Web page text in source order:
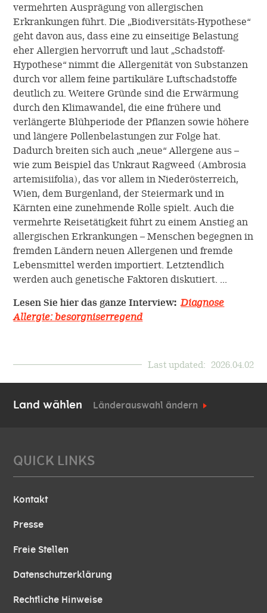
vermehrten Ausprägung von allergischen
Erkrankungen führt. Die „Biodiversitäts-Hypothese“
geht davon aus, dass eine zu einseitige Belastung
eher Allergien hervorruft und laut „Schadstoff-
Hypothese“ nimmt die Allergenität von Substanzen
durch vor allem feine partikuläre Luftschadstoffe
deutlich zu. Weitere Gründe sind die Erwärmung
durch den Klimawandel, die eine frühere und
verlängerte Blühperiode der Pflanzen sowie höhere
und längere Pollenbelastungen zur Folge hat.
Dadurch breiten sich auch „neue“ Allergene aus –
wie zum Beispiel das Unkraut Ragweed (Ambrosia
artemisiifolia), das vor allem in Niederösterreich,
Wien, dem Burgenland, der Steiermark und in
Kärnten eine zunehmende Rolle spielt. Auch die
vermehrte Reisetätigkeit führt zu einem Anstieg an
allergischen Erkrankungen – Menschen begegnen in
fremden Ländern neuen Allergenen und fremde
Lebensmittel werden importiert. Letztendlich
werden auch genetische Faktoren diskutiert. ...
Lesen Sie hier das ganze Interview:Diagnose
Allergie: besorgniserregend
Last updated: 2026.04.02
Land wählen Länderauswahl ändern
QUICK LINKS
Kontakt
Presse
Freie Stellen
Datenschutzerklärung
Rechtliche Hinweise